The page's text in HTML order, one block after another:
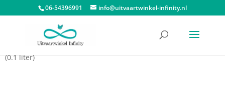
06-54396991 info@uitvaartwinkel-infinity.nl
Dieren urnen/Urn huisdier
(0.1 liter)